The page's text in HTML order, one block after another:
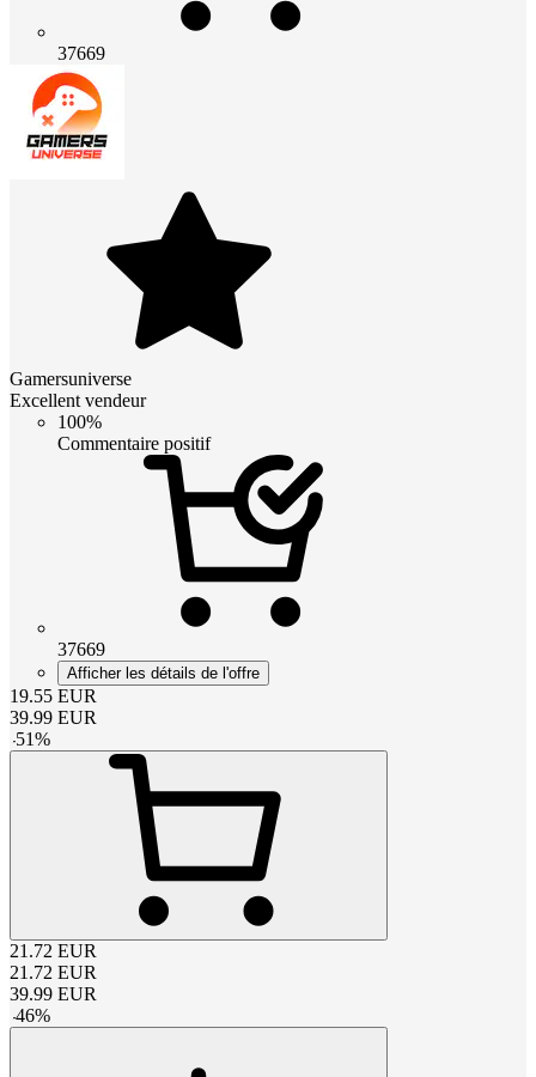
37669
Gamersuniverse
Excellent vendeur
100%
Commentaire positif
37669
Afficher les détails de l'offre
19.55 EUR
39.99 EUR
-51%
21.72 EUR
21.72 EUR
39.99 EUR
-46%